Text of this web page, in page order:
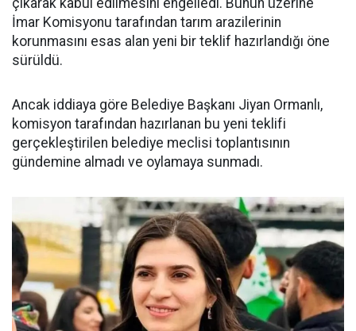
çıkarak kabul edilmesini engelledi. Bunun üzerine
İmar Komisyonu tarafından tarım arazilerinin
korunmasını esas alan yeni bir teklif hazırlandığı öne
sürüldü.
Ancak iddiaya göre Belediye Başkanı Jiyan Ormanlı,
komisyon tarafından hazırlanan bu yeni teklifi
gerçekleştirilen belediye meclisi toplantısının
gündemine almadı ve oylamaya sunmadı.